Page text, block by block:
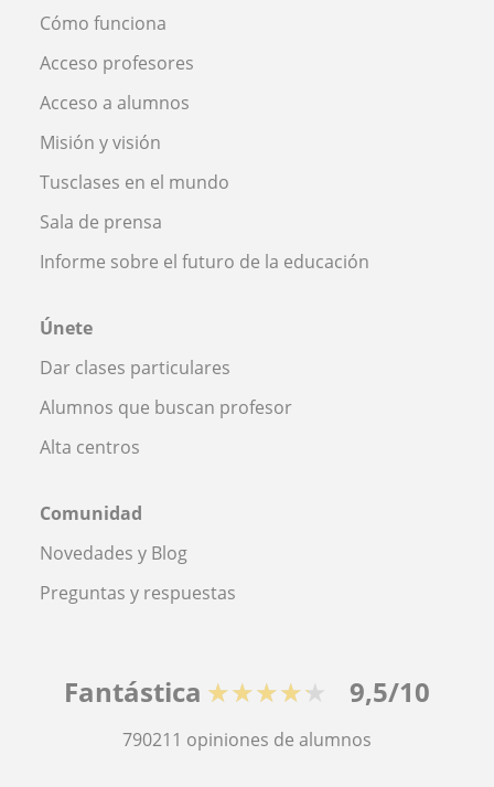
Cómo funciona
Acceso profesores
Acceso a alumnos
Misión y visión
Tusclases en el mundo
Sala de prensa
Informe sobre el futuro de la educación
Únete
Dar clases particulares
Alumnos que buscan profesor
Alta centros
Comunidad
Novedades y Blog
Preguntas y respuestas
Fantástica ★★★★★ 9,5/10
790211 opiniones de alumnos